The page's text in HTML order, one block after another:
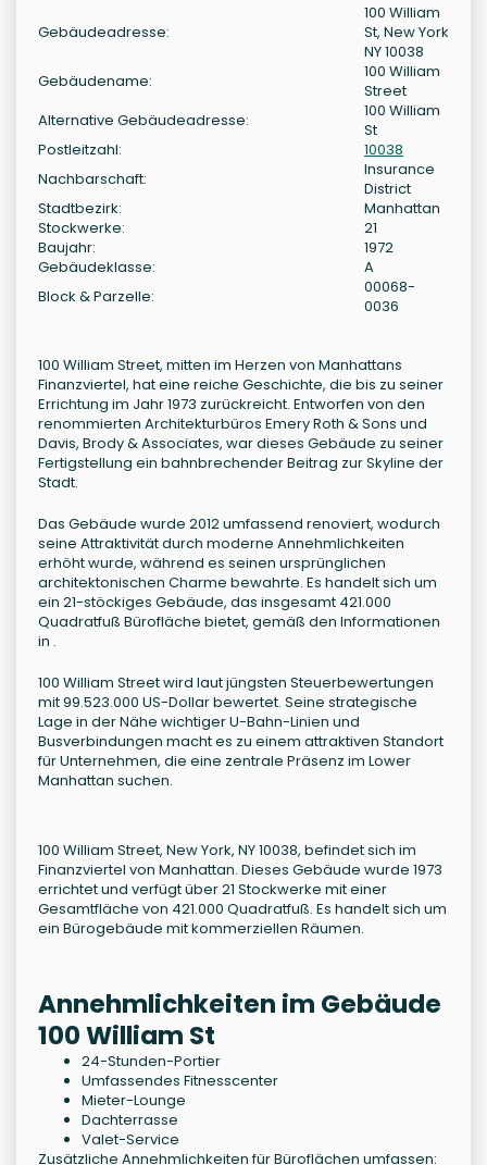
Gebäudeadresse:
100 William
St, New York
NY 10038
Gebäudename:
100 William
Street
Alternative Gebäudeadresse:
100 William
St
Postleitzahl:
10038
Nachbarschaft:
Insurance
District
Stadtbezirk:
Manhattan
Stockwerke:
21
Baujahr:
1972
Gebäudeklasse:
A
Block & Parzelle:
00068-
0036
100 William Street, mitten im Herzen von Manhattans
Finanzviertel, hat eine reiche Geschichte, die bis zu seiner
Errichtung im Jahr 1973 zurückreicht. Entworfen von den
renommierten Architekturbüros Emery Roth & Sons und
Davis, Brody & Associates, war dieses Gebäude zu seiner
Fertigstellung ein bahnbrechender Beitrag zur Skyline der
Stadt.
Das Gebäude wurde 2012 umfassend renoviert, wodurch
seine Attraktivität durch moderne Annehmlichkeiten
erhöht wurde, während es seinen ursprünglichen
architektonischen Charme bewahrte. Es handelt sich um
ein 21-stöckiges Gebäude, das insgesamt 421.000
Quadratfuß Bürofläche bietet, gemäß den Informationen
in .
100 William Street wird laut jüngsten Steuerbewertungen
mit 99.523.000 US-Dollar bewertet. Seine strategische
Lage in der Nähe wichtiger U-Bahn-Linien und
Busverbindungen macht es zu einem attraktiven Standort
für Unternehmen, die eine zentrale Präsenz im Lower
Manhattan suchen.
100 William Street, New York, NY 10038, befindet sich im
Finanzviertel von Manhattan. Dieses Gebäude wurde 1973
errichtet und verfügt über 21 Stockwerke mit einer
Gesamtfläche von 421.000 Quadratfuß. Es handelt sich um
ein Bürogebäude mit kommerziellen Räumen.
Annehmlichkeiten im Gebäude
100 William St
24-Stunden-Portier
Umfassendes Fitnesscenter
Mieter-Lounge
Dachterrasse
Valet-Service
Zusätzliche Annehmlichkeiten für Büroflächen umfassen: